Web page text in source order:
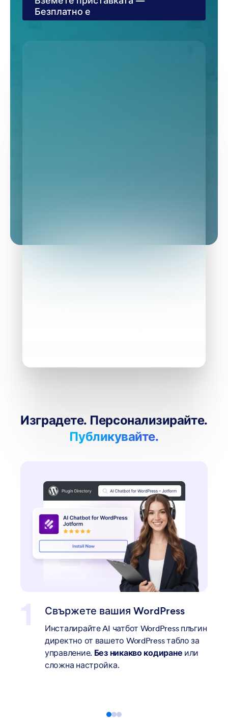
Безплатно е
Изградете. Персонализирайте.
Публикувайте.
Свържете вашия WordPress
Инсталирайте AI чатбот WordPress плъгин
директно от вашето WordPress табло за
управление.Без никакво кодиранеили
сложна настройка.